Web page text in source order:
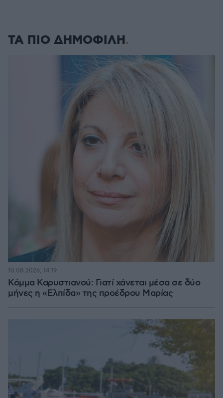
ΤΑ ΠΙΟ ΔΗΜΟΦΙΛΗ
Κόμμα Καρυστιανού: Γιατί χάνεται μέσα σε δύο
μήνες η «Ελπίδα» της προέδρου Μαρίας
10.08.2026, 14:19